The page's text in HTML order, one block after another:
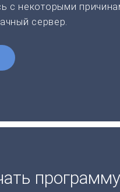
с некоторыми
сервер.